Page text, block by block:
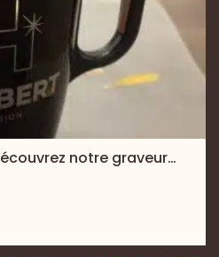
notre graveur…